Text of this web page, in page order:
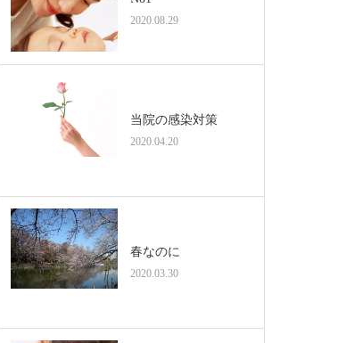
2020.08.29
当院の感染対策
2020.04.20
春なのに
2020.03.30